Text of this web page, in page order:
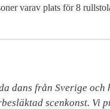
varav plats för 8
dans från Sverige
scenkonst. Vi